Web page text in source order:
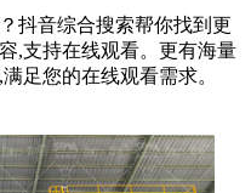
抖音综合搜索帮你找到更
,支持在线观看。更有海量
足您的在线观看需求。